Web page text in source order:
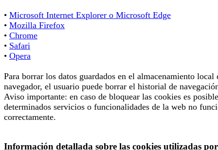
• Microsoft Internet Explorer o Microsoft Edge
• Mozilla Firefox
• Chrome
• Safari
• Opera
Para borrar los datos guardados en el almacenamiento local
navegador, el usuario puede borrar el historial de
Aviso importante: en caso de bloquear las cookies es
determinados servicios o funcionalidades de la web no
correctamente.
Información detallada sobre las cookies utilizadas por